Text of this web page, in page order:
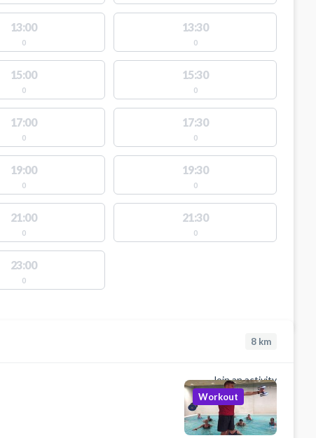
13:00
0
13:30
0
15:00
0
15:30
0
17:00
0
17:30
0
19:00
0
19:30
0
21:00
0
21:30
0
23:00
0
8 km
Join an activity
Workout